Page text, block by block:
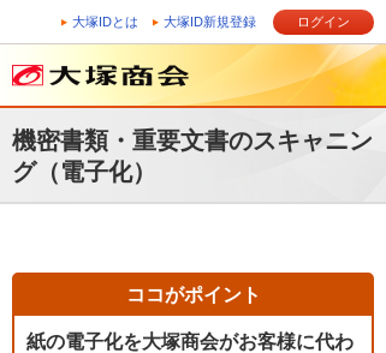
大塚IDとは 大塚ID新規登録 ログイン
機密書類・重要文書のスキャニン
グ（電子化）
ココがポイント
紙の電子化を大塚商会がお客様に代わ